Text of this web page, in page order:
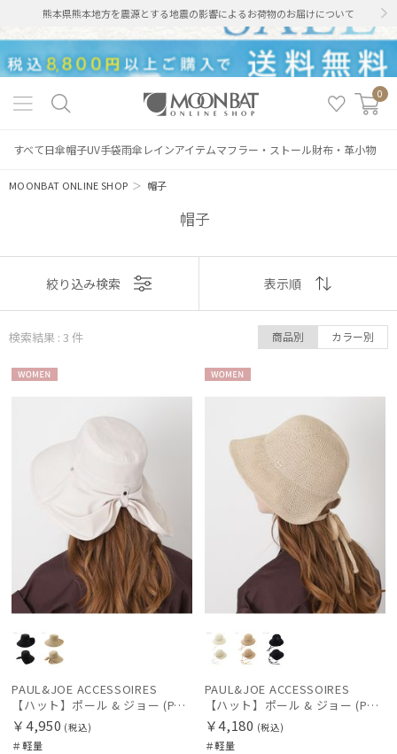
熊本県熊本地方を震源とする地震の影響によるお荷物のお届けについて
0
すべて日傘帽子UV手袋雨傘 レインアイテムマフラー・ストール財布・革小物
MOONBAT ONLINE SHOP ＞ 帽子
帽子
絞り込み
レディース キッズ
カテゴリー
ブランド
傘機能
手袋・アームカバー
その他
表示
おすすめ
価格の低い
売上点数順
お気に入り
絞り込み検索 表示順
検索結果 : 3 件 商品別 カラー別
PAUL&JOE ACCESSOIRES
【ハット】ポール & ジョー (PAUL & JOE ACCESSOIRES) 広つばリボンハット
￥4,950 (税込)
＃軽量
PAUL&JOE ACCESSOIRES
【ハット】ポール & ジョー (PAUL & JOE ACCESSOIRES) サーモリボンハット
￥4,180 (税込)
＃軽量